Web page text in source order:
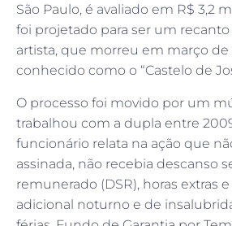
São Paulo, é avaliado em R$ 3,2
foi projetado para ser um recanto
artista, que morreu em março de
conhecido como o “Castelo de
O processo foi movido por um
trabalhou com a dupla entre
funcionário relata na ação que
assinada, não recebia descanso
remunerado (DSR), horas extras
adicional noturno e de